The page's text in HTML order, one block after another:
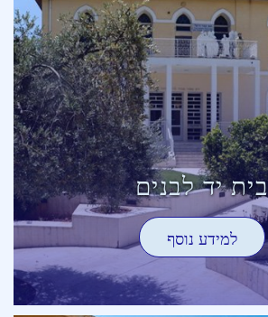
בית יד לבנים
למידע נוסף